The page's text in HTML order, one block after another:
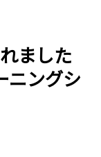
ました
ニングシ